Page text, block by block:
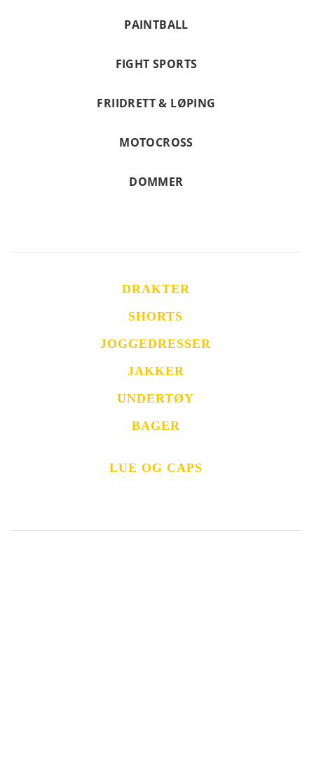
PAINTBALL
FIGHT SPORTS
FRIIDRETT & LØPING
MOTOCROSS
DOMMER
DRAKTER
SHORTS
JOGGEDRESSER
JAKKER
UNDERTØY
BAGER
LUE OG CAPS